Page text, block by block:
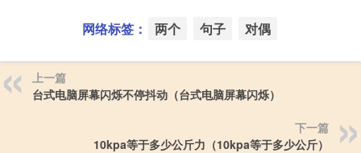
网络标签： 两个 句子 对偶
上一篇
台式电脑屏幕闪烁不停抖动（台式电脑屏幕闪烁）
下一篇
10kpa等于多少公斤力（10kpa等于多少公斤）